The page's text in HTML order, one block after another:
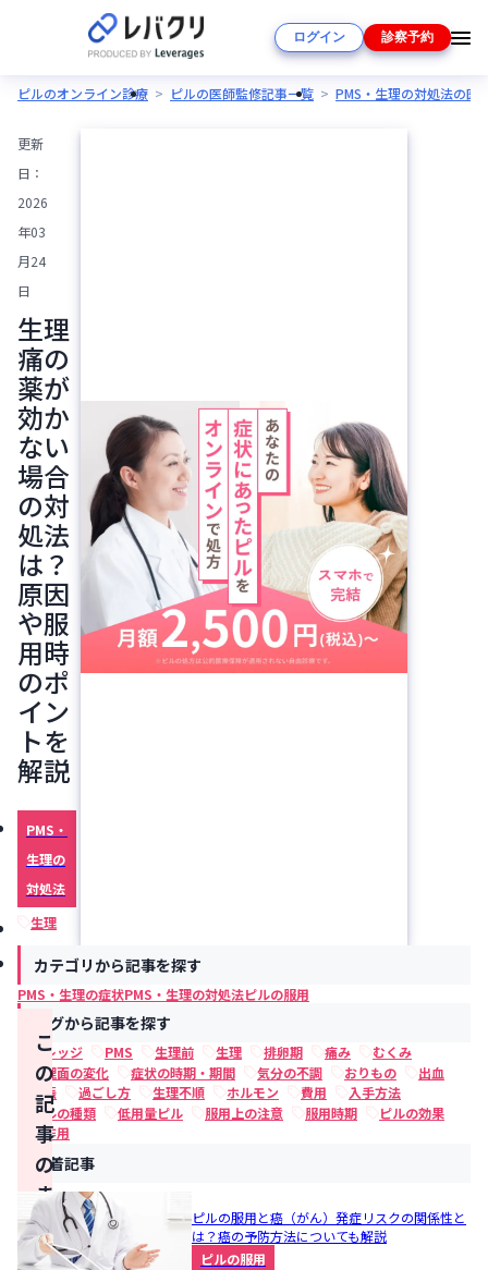
ログイン 診察予約
ピルのオンライン診療 ピルの医師監修記事一覧 PMS・生理の対処法の医
更新
日：
2026
年03
月24
日
生理
痛の
薬が
効か
ない
場合
の対
処法
は？
原因
や服
用時
のポ
イン
トを
解説
PMS・
生理の
対処法
生理
痛み
こ
の
記
事
の
ま
と
め
カテゴリから記事を探す
PMS・生理の症状PMS・生理の対処法ピルの服用
タグから記事を探す
ナレッジ PMS 生理前 生理 排卵期 痛み
むくみ
心理面の変化
症状の時期・期間 気分の不調 おりもの
出血
妊娠
過ごし方 生理不順 ホルモン 費用
入手方法
ピルの種類
低用量ピル 服用上の注意 服用時期
ピルの効果
副作用
新着記事
ピルの服用と癌（がん）発症リスクの関係性と
は？癌の予防方法についても解説
ピルの服用